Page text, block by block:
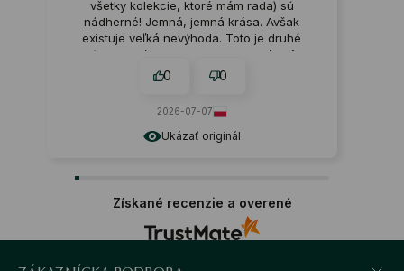
Ukázať originál
všetky kolekcie, ktoré mám rada) sú
nádherné! Jemná, jemná krása. Avšak
existuje veľká nevýhoda. Toto je druhé
krídlo, ktoré som si objednal, prvé kvôli
veľmi jemnému, slabému pripevneniu –
neboli prijaté. Nie som sklamaný, stále
kupujem. Napriek tomu by bolo skvelé,
0 0
2026-07-07
Získané recenzie a overené